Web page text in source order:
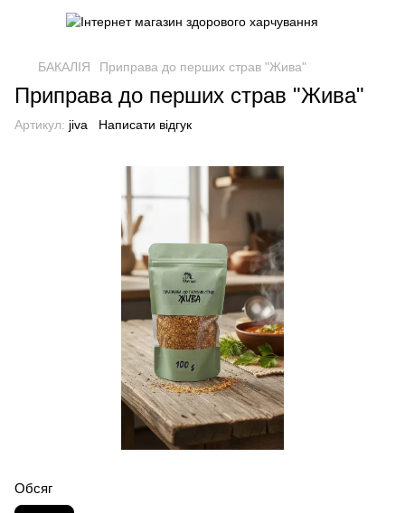
БАКАЛІЯ Приправа до перших страв "Жива"
Приправа до перших страв "Жива"
Артикул: jiva Написати відгук
Обсяг